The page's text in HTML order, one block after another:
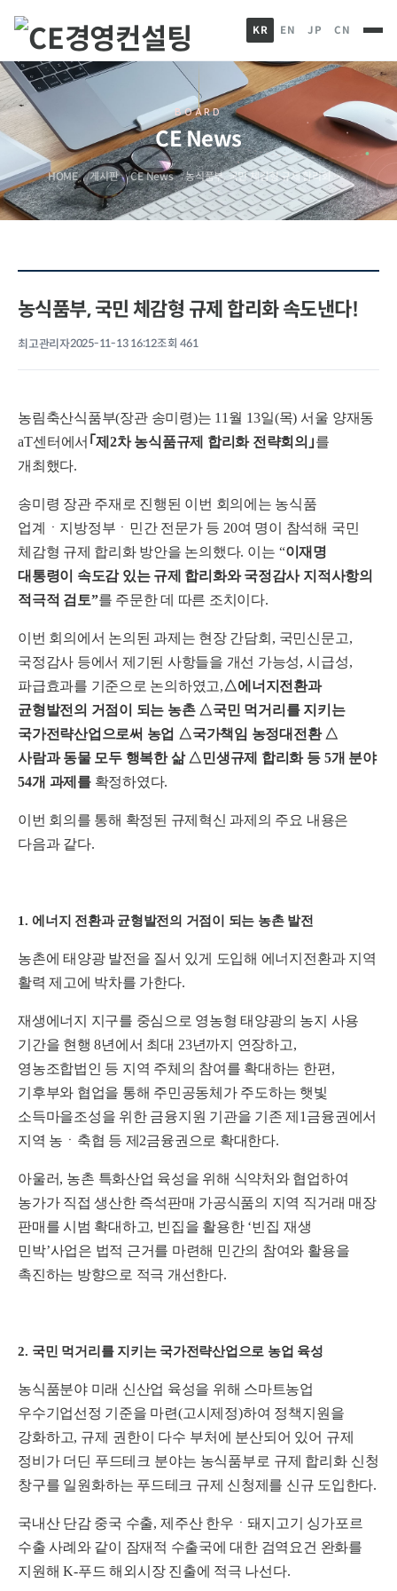
KR EN JP CN
BOARD
CE News
HOME 게시판 CE News 농식품부, 국민 체감형 규제 합리화 …
농식품부, 국민 체감형 규제 합리화 속도낸다!
최고관리자2025-11-13 16:12조회 461
농림축산식품부(장관 송미령)는 11 월 13일(목)서울 양재동
aT센터에서 ｢제 2차 농식품규제 합리화 전략회의 ｣를
개최했다.
송미령 장관 주재로 진행된 이번 회의에는 농식품
업계ㆍ지방정부ㆍ민간 전문가 등 20여 명이 참석해 국민
체감형 규제 합리화 방안을 논의했다. 이는 “이재명
대통령이 속도감 있는 규제 합리화와 국정감사 지적사항의
적극적 검토”를 주문한 데 따른 조치이다.
이번 회의에서 논의된 과제는 현장 간담회 , 국민신문고,
국정감사 등에서 제기된 사항들을 개선 가능성,시급성,
파급효과를 기준으로 논의하였고,△에너지전환과
균형발전의 거점이 되는 농촌 △국민 먹거리를 지키는
국가전략산업으로써 농업 △국가책임 농정대전환 △
사람과 동물 모두 행복한 삶 △민생규제 합리화 등 5개 분야
54개 과제를 확정하였다.
이번 회의를 통해 확정된 규제혁신 과제의 주요 내용은
다음과 같다.
1. 에너지 전환과 균형발전의 거점이 되는 농촌 발전
농촌에 태양광 발전을 질서 있게 도입해 에너지전환과 지역
활력 제고에 박차를 가한다.
재생에너지 지구를 중심으로 영농형 태양광의 농지 사용
기간을 현행8년에서 최대 23년까지 연장하고,
영농조합법인 등 지역 주체의 참여를 확대하는 한편 ,
기후부와 협업을 통해 주민공동체가 주도하는 햇빛
소득마을조성을 위한 금융지원 기관을 기존 제 1 금융권에서
지역 농ㆍ축협 등 제 2금융권으로 확대한다.
아울러, 농촌 특화산업 육성을 위해 식약처와 협업하여
농가가 직접 생산한 즉석판매 가공식품의 지역 직거래 매장
판매를 시범 확대하고, 빈집을 활용한 ‘빈집 재생
민박’사업은 법적 근거를 마련해 민간의 참여와 활용을
촉진하는 방향으로 적극 개선한다.
2. 국민 먹거리를 지키는 국가전략산업으로 농업 육성
농식품분야 미래 신산업 육성을 위해 스마트농업
우수기업선정 기준을 마련(고시제정)하여 정책지원 을
강화하고, 규제 권한이 다수 부처에 분산되어 있어 규제
정비가 더딘 푸드테크 분야는 농식품부로 규제 합리화 신청
창구를 일원화하는 푸드테크 규제 신청제를 신규 도입한다.
국내산 단감 중국 수출,제주산 한우ㆍ돼지고기 싱가포르
수출 사례와 같이 잠재적 수출국에 대한 검역요건 완화를
지원해K-푸드 해외시장 진출에 적극 나선다.